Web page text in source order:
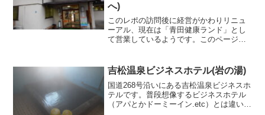
へ)
このレポの訪問後に経営がかわりリニュ
ーアル、現在は「青田健康ランド」とし
て営業しているようです。このページの
あり。臥龍温泉保養センター 2017年11月
一度だけ訪問...
吉松温泉ビジネスホテル(岩の湯)
国道268号沿いにある吉松温泉ビジネスホ
テルです。普段想像するビジネスホテル
（アパとかドーミーイン.etc）とは違い鄙